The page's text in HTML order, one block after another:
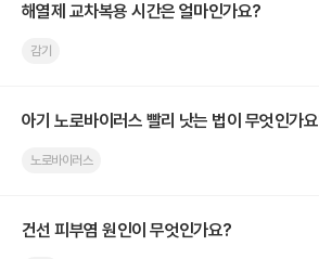
해열제 교차복용 시간은 얼마인가요?
감기
아기 노로바이러스 빨리 낫는 법이 무엇인가
노로바이러스
건선 피부염 원인이 무엇인가요?